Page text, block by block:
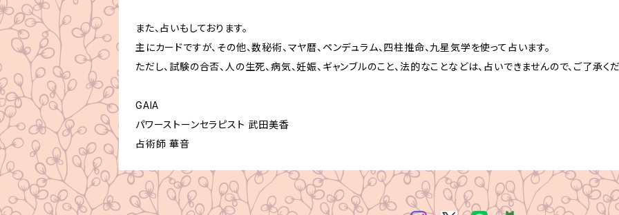
また、占いもしております。
主にカードですが、その他、数秘術、マヤ暦、ペンデュラム、四柱推命、九星気学を使って占います。
ただし、試験の合否、人の生死、病気、妊娠、ギャンブルのこと、法的なことなどは、占いできませんので、ご了承く
GAIA
パワーストーンセラピスト 武田美香
占術師 華音